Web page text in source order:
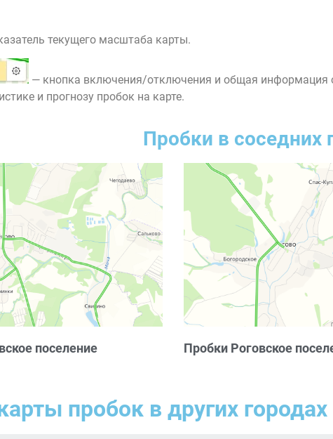
текущего масштаба карты.
— кнопка включения/отключения и общая информация
и прогнозу пробок на карте.
Пробки в соседних
поселение Пробки Роговское
пробок в других городах